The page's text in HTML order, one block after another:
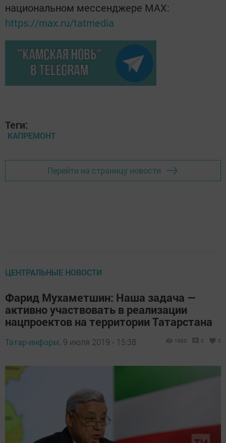
национальном мессенджере MАХ:
https://max.ru/tatmedia
Теги:
КАПРЕМОНТ
Перейти на страницу новости
ЦЕНТРАЛЬНЫЕ НОВОСТИ
Фарид Мухаметшин: Наша задача —
активно участвовать в реализации
нацпроектов на территории Татарстана
Татар-информ, 9 июля 2019 - 15:38 1693 0 0